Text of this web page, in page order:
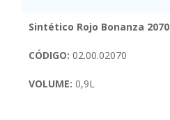
Sintético Rojo Bonanza 2070
CÓDIGO: 02.00.02070
VOLUME: 0,9L